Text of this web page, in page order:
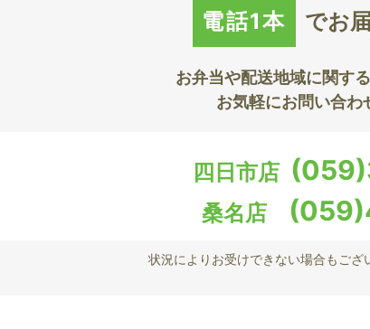
電話1本 でお
お弁当や配送地域に関す
お気軽にお問い合わ
四日市店
桑名店
状況によりお受けできない場合もござ